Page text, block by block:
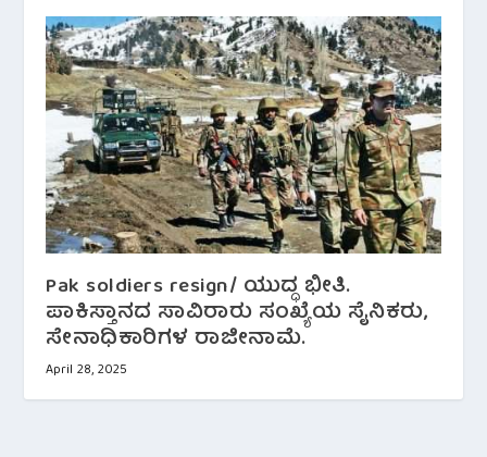
Pak soldiers resign/ ಯುದ್ಧ ಭೀತಿ.
ಪಾಕಿಸ್ತಾನದ ಸಾವಿರಾರು ಸಂಖ್ಯೆಯ ಸೈನಿಕರು,
ಸೇನಾಧಿಕಾರಿಗಳ ರಾಜೀನಾಮೆ.
April 28, 2025